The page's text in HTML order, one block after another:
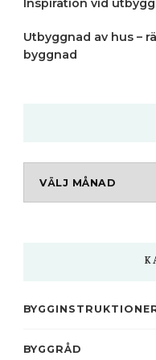
Inspiration vid
Utbyggnad av hus –
byggnad
BYGGRÅD